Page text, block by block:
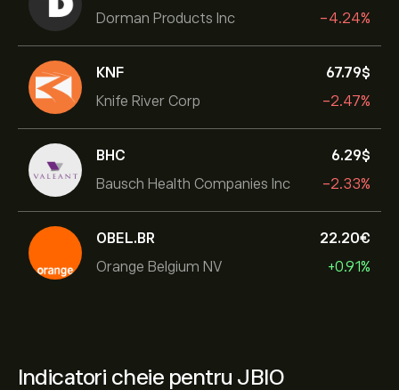
Dorman Products Inc
-4.24%
KNF
Knife River Corp
67.79‎$‎
-2.47%
BHC
Bausch Health Companies Inc
6.29‎$‎
-2.33%
OBEL.BR
Orange Belgium NV
22.20‎€‎
+0.91%
Indicatori cheie pentru JBIO